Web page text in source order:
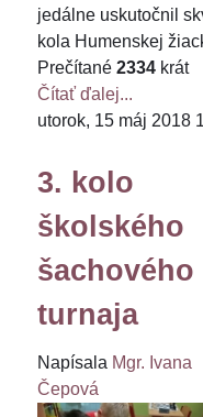
jedálne uskutočnil
kola Humenskej
Prečítané 2334 krát
Čítať ďalej...
utorok, 15 máj 2018
3. kolo
školského
šachového
turnaja
Napísala Mgr. Ivana
Čepová